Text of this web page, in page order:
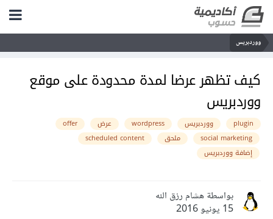
ووردبريس
كيف تظهر عرضا لمدة محدودة على موقع
ووردبريس
plugin ووردبريس wordpress عرض
offer
social marketing
ملحق
scheduled content
إضافة ووردبريس
بواسطة هشام رزق الله
15 يونيو 2016